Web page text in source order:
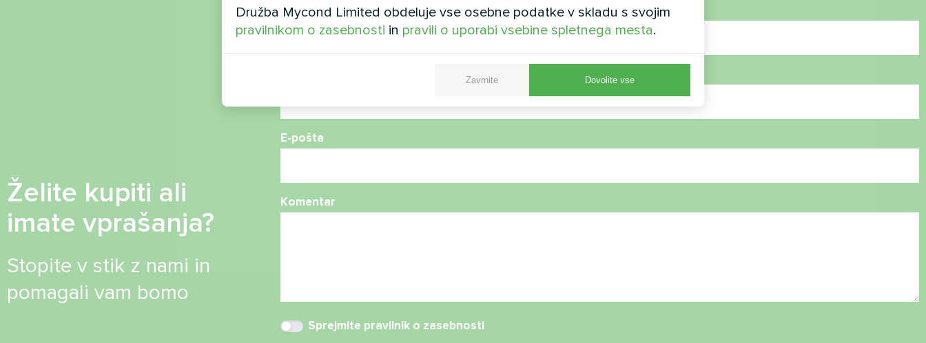
Želite kupiti ali
imate vprašanja?
Stopite v stik z nami in
pomagali vam bomo
Ime
E-pošta
Komentar
Sprejmite pravilnik o zasebnosti
Družba Mycond Limited obdeluje vse osebne podatke v skladu s svojim
pravilnikom o zasebnosti in pravili o uporabi vsebine spletnega mesta.
Zavrnite Dovolite vse